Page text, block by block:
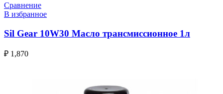
Сравнение
В избранное
Sil Gear 10W30 Масло трансмиссионное 1л
₽ 1,870